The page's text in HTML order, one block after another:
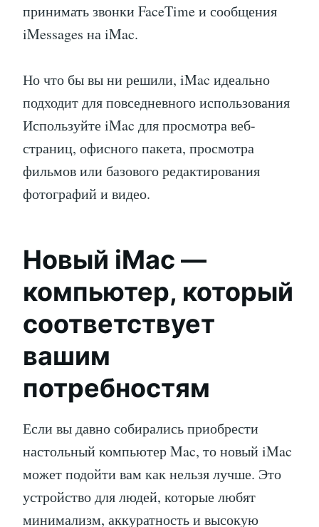
принимать звонки FaceTime и сообщения
iMessages на iMac.
Но что бы вы ни решили, iMac идеально
подходит для повседневного использования
Используйте iMac для просмотра веб-
страниц, офисного пакета, просмотра
фильмов или базового редактирования
фотографий и видео.
Новый iMac —
компьютер, который
соответствует
вашим
потребностям
Если вы давно собирались приобрести
настольный компьютер Mac, то новый iMac
может подойти вам как нельзя лучше. Это
устройство для людей, которые любят
минимализм, аккуратность и высокую